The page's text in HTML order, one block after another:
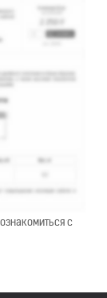
с